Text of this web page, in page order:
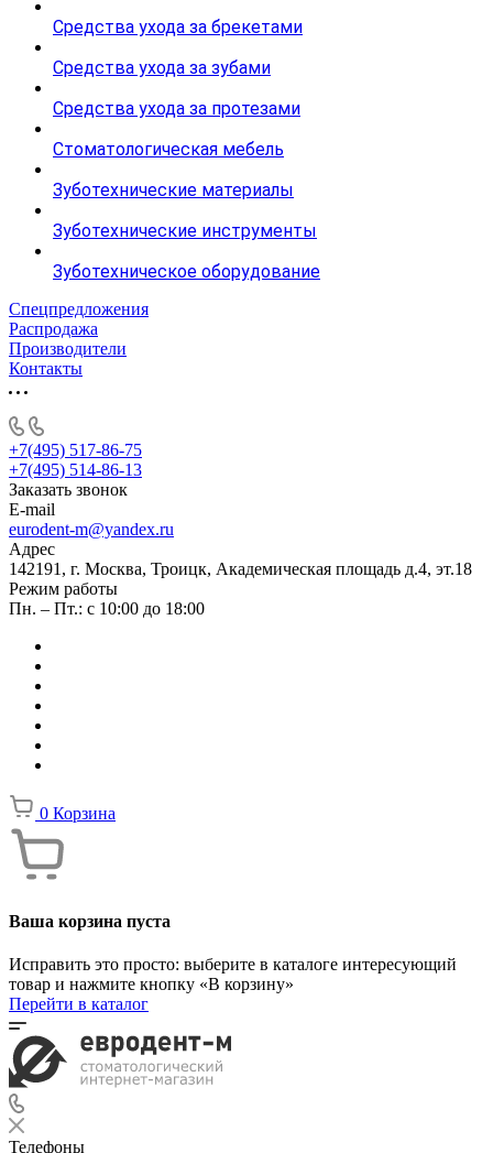
Средства ухода за брекетами
Средства ухода за зубами
Средства ухода за протезами
Стоматологическая мебель
Зуботехнические материалы
Зуботехнические инструменты
Зуботехническое оборудование
Спецпредложения
Распродажа
Производители
Контакты
+7(495) 517-86-75
+7(495) 514-86-13
Заказать звонок
E-mail
eurodent-m@yandex.ru
Адрес
142191, г. Москва, Троицк, Академическая площадь д.4, эт.18
Режим работы
Пн. – Пт.: с 10:00 до 18:00
0 Корзина
Ваша корзина пуста
Исправить это просто: выберите в каталоге интересующий
товар и нажмите кнопку «В корзину»
Перейти в каталог
Телефоны